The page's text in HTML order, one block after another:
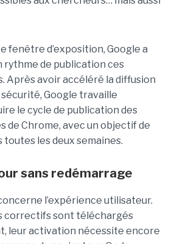
fenêtre d’exposition, Google a
rythme de publication ces
Après avoir accéléré la diffusion
Google travaille
le cycle de publication des
de Chrome, avec un objectif de
les deux semaines.
sans redémarrage
l’expérience utilisateur.
correctifs sont téléchargés
leur activation nécessite encore